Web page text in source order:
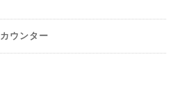
カウンター